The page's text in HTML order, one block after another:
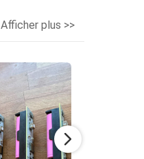
Afficher plus >>